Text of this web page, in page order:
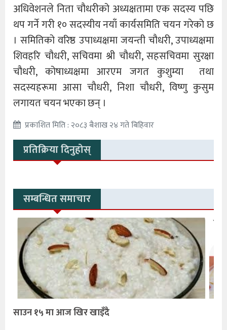
अधिवेशनले निता चौधरीको अध्यक्षतामा एक सदस्य पछि
थप गर्ने गरी १० सदस्यीय नयाँ कार्यसमिति चयन गरेको छ
। समितिको वरिष्ठ उपाध्यक्षमा जयन्ती चौधरी, उपाध्यक्षमा
शिवहरि चौधरी, सचिवमा श्री चौधरी, सहसचिवमा सुरक्षा
चौधरी, कोषाध्यक्षमा आरएम जगत कुशुम्या तथा
सदस्यहरूमा आसा चाैधरी, निशा चौधरी, विष्णु कुसुम
लगायत चयन भएका छन् ।
प्रकाशित मिति : २०८३ बैशाख २४ गते बिहिवार
प्रतिक्रिया दिनुहोस्
सम्बन्धित समाचार
साउन १५ मा आज खिर खाइँदै